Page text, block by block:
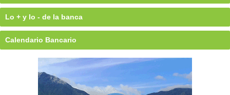
Lo + y lo - de la banca
Calendario Bancario